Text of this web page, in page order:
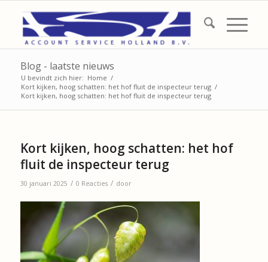
Blog - laatste nieuws
U bevindt zich hier: Home /
Kort kijken, hoog schatten: het hof fluit de inspecteur terug /
Kort kijken, hoog schatten: het hof fluit de inspecteur terug
Kort kijken, hoog schatten: het hof
fluit de inspecteur terug
30 januari 2025 / 0 Reacties / door